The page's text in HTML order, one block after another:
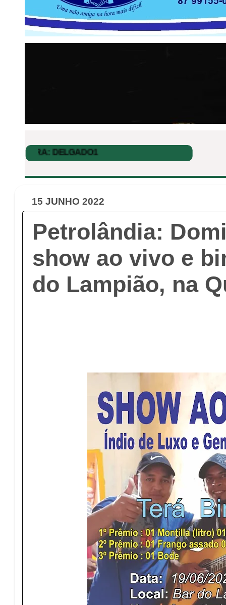
15 JUNHO 2022
Petrolândia:
show ao vivo e
do Lampião, na